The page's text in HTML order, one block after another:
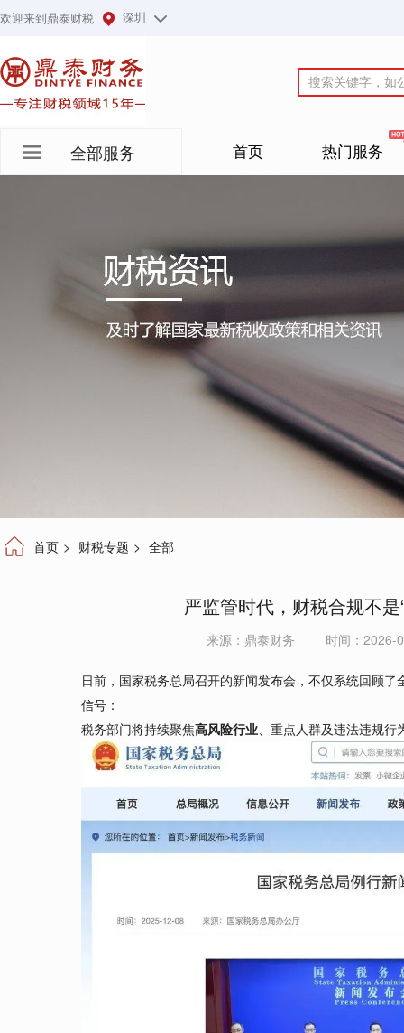
欢迎来到鼎泰财税 深圳
全部服务 首页 热门服务
首页 > 财税专题 > 全部
严监管时代，财税合规不是
来源： 鼎泰财务 时间：2026-
日前，国家税务总局召开的新闻发布会，不仅系统回顾
信号：
税务部门将持续聚焦高风险行业、重点人群及违法违规行